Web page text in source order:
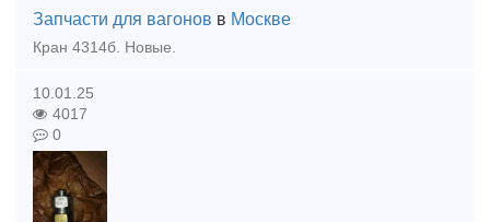
Запчасти для вагонов в Москве
Кран 4314б. Новые.
10.01.25
4017
0